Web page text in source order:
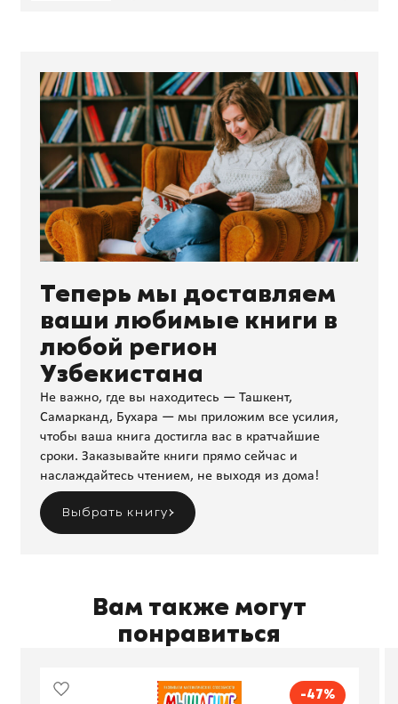
Теперь мы доставляем
ваши любимые книги в
любой регион
Узбекистана
Не важно, где вы находитесь — Ташкент,
Самарканд, Бухара — мы приложим все усилия,
чтобы ваша книга достигла вас в кратчайшие
сроки. Заказывайте книги прямо сейчас и
наслаждайтесь чтением, не выходя из дома!
Выбрать книгу
Вам также могут
понравиться
-47%